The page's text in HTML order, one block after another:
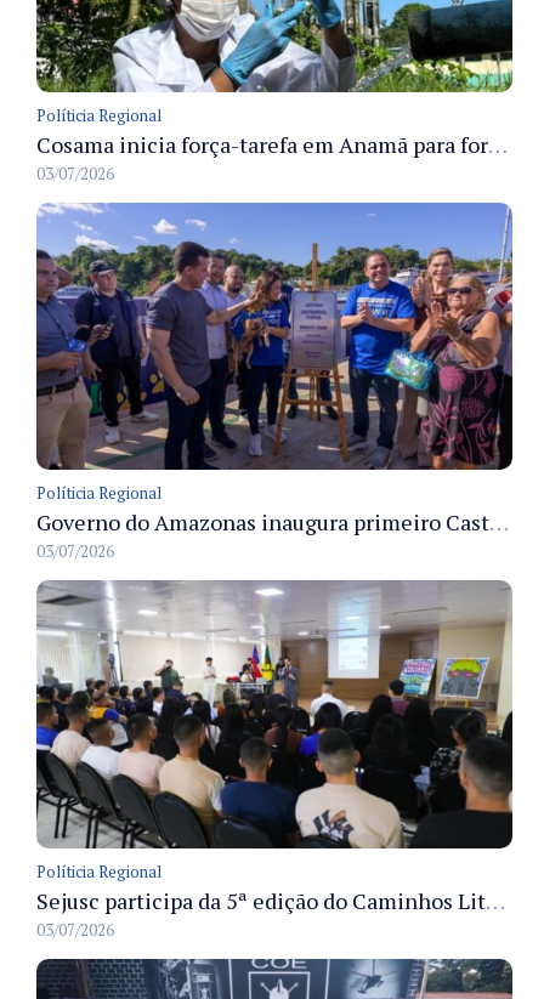
Políticia Regional
Cosama inicia força-tarefa em Anamã para fortalecer abastecimento de água e segurança hídrica da população
03/07/2026
Políticia Regional
Governo do Amazonas inaugura primeiro Castramóvel Fluvial para atendimento veterinário às comunidades ribeirinhas e castração gratuita
03/07/2026
Políticia Regional
Sejusc participa da 5ª edição do Caminhos Literários com foco na cultura hip-hop nas unidades socioeducativas
03/07/2026